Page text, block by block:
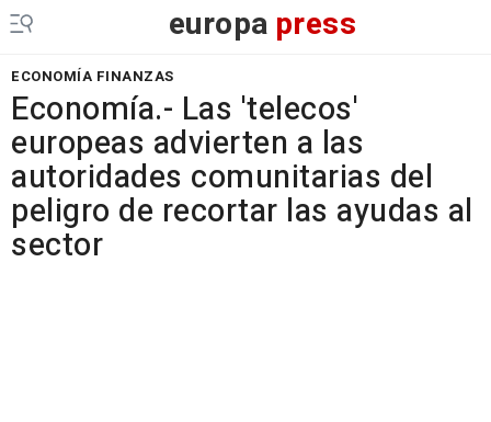
europa press
ECONOMÍA FINANZAS
Economía.- Las 'telecos'
europeas advierten a las
autoridades comunitarias del
peligro de recortar las ayudas al
sector